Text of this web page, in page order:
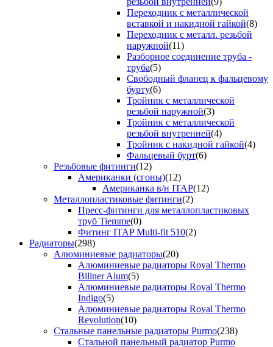
Переходник с металлической
вставкой и накидной гайкой(8)
Переходник с металл. резьбой
наружной(11)
Разборное соединение труба -
труба(5)
Свободный фланец к фальцевому
бурту(6)
Тройник с металлической
резьбой наружной(3)
Тройник с металлической
резьбой внутренней(4)
Тройник с накидной гайкой(4)
Фальцевый бурт(6)
Резьбовые фитинги(12)
Американки (сгоны)(12)
Американка в/н ITAP(12)
Металлопластиковые фитинги(2)
Пресс-фитинги для металлопластиковых
труб Tiemme(0)
Фитинг ITAP Multi-fit 510(2)
Радиаторы(298)
Алюминиевые радиаторы(20)
Алюминиевые радиаторы Royal Thermo
Biliner Alum(5)
Алюминиевые радиаторы Royal Thermo
Indigo(5)
Алюминиевые радиаторы Royal Thermo
Revolution(10)
Стальные панельные радиаторы Purmo(238)
Стальной панельный радиатор Purmo